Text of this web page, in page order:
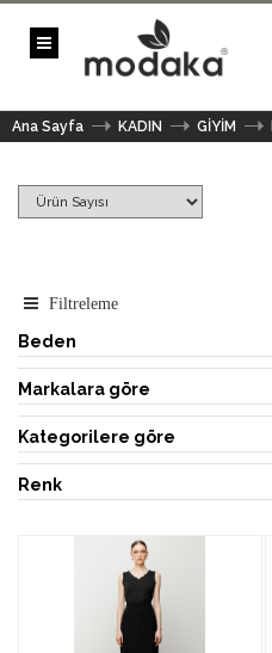
Ana Sayfa KADIN GİYİM
Filtreleme
Beden
Markalara göre
Kategorilere göre
Renk